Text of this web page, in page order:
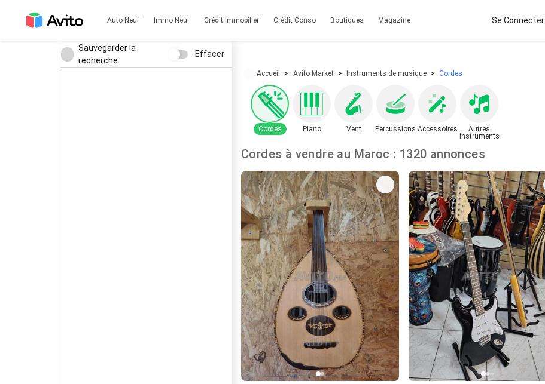
Auto Neuf Immo Neuf Crédit Immobilier Crédit Conso Boutiques Magazine Se Connecter
Sauvegarder la
recherche
Effacer
Accueil Avito Market Instruments de musique Cordes
Cordes Piano Vent Percussions Accessoires
Autres
instruments
Cordes à vendre au Maroc : 1320 annonces